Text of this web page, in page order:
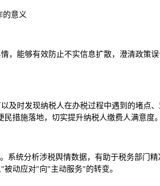
的意义
，能够有效防止不实信息扩散，澄清政策
及时发现纳税人在办税过程中遇到的堵点
措施落地，切实提升纳税人缴费人满意度。
系统分析涉税舆情数据，有助于税务部门
动应对"向"主动服务"的转变。